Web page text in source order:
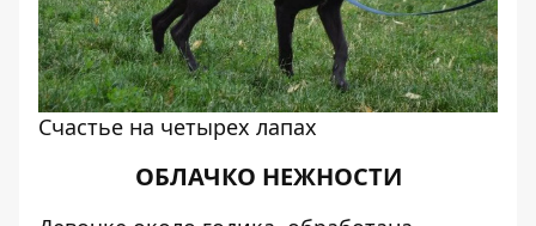
Счастье на четырех лапах
ОБЛАЧКО НЕЖНОСТИ